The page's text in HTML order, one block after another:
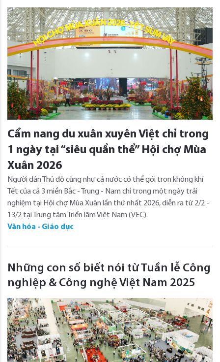
Cẩm nang du xuân xuyên Việt chỉ trong
1 ngày tại “siêu quần thể” Hội chợ Mùa
Xuân 2026
Người dân Thủ đô cũng như cả nước có thể gói trọn không khí
Tết của cả 3 miền Bắc - Trung - Nam chỉ trong một ngày trải
nghiệm tại Hội chợ Mùa Xuân lần thứ nhất 2026, diễn ra từ 2/2 -
13/2 tại Trung tâm Triển lãm Việt Nam (VEC).
Văn hóa - Giáo dục
Những con số biết nói từ Tuần lễ Công
nghiệp & Công nghệ Việt Nam 2025